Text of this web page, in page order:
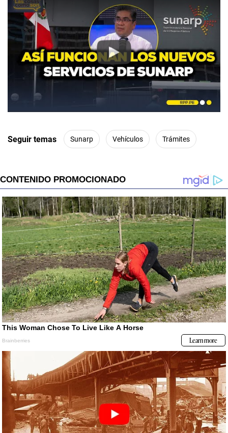
Play
Seguir temas Sunarp Vehículos Trámites